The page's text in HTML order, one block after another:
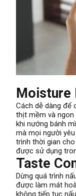
Moisture
Cách dễ dàng để
thịt mềm và ngon
khi nướng bánh
mà mọi người
trình thời gian
được sử dụng
Taste
Dừng quá trình
được làm mát
không tiếp tục